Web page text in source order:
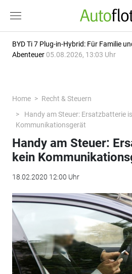
BYD Ti 7 Plug-in-Hybrid: Für Familie
Abenteuer 05.08.2026, 13:03 Uhr
Home
Recht & Steuern
Handy am Steuer: Ersatzbatterie
Kommunikationsgerät
Handy am Steuer:
kein
18.02.2020 12:00 Uhr